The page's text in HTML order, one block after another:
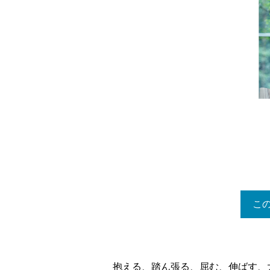
こ
抱える、踏ん張る、屈む、伸ばす